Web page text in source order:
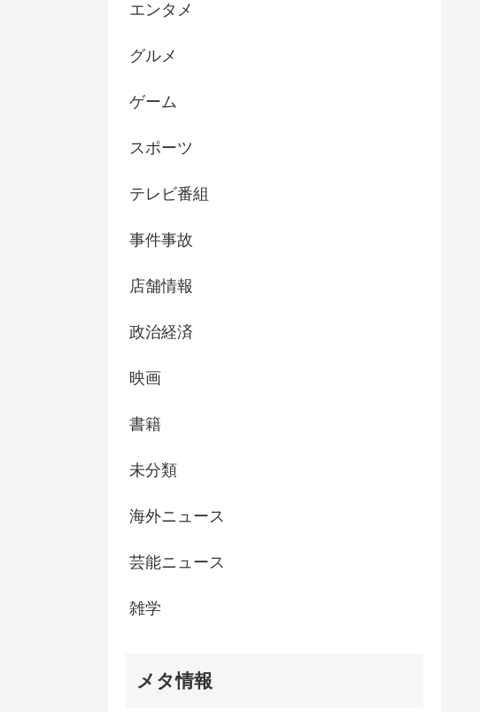
エンタメ
グルメ
ゲーム
スポーツ
テレビ番組
事件事故
店舗情報
政治経済
映画
書籍
未分類
海外ニュース
芸能ニュース
雑学
メタ情報